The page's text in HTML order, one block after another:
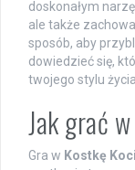
doskonałym
ale także
sposób, aby
dowiedzieć się,
twojego stylu życia.
Jak grać
Gra w Kostkę